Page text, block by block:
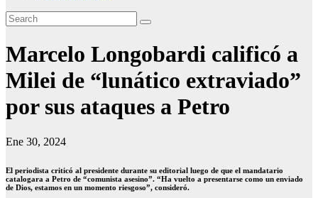
Marcelo Longobardi calificó a
Milei de “lunático extraviado”
por sus ataques a Petro
Ene 30, 2024
El periodista criticó al presidente durante su editorial luego de que el mandatario
catalogara a Petro de “comunista asesino”. “Ha vuelto a presentarse como un enviado
de Dios, estamos en un momento riesgoso”, consideró.